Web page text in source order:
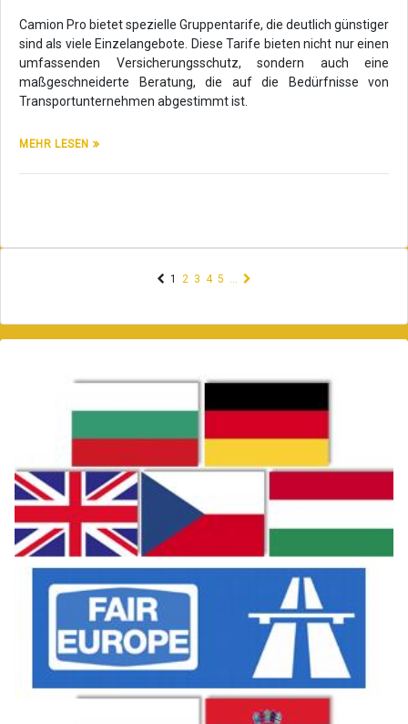
Camion Pro bietet spezielle Gruppentarife, die deutlich günstiger
sind als viele Einzelangebote. Diese Tarife bieten nicht nur einen
umfassenden Versicherungsschutz, sondern auch eine
maßgeschneiderte Beratung, die auf die Bedürfnisse von
Transportunternehmen abgestimmt ist.
MEHR LESEN
1 (current)
2 3 4 5